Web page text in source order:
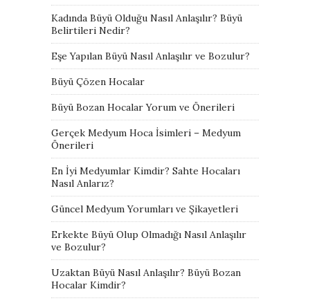
Kadında Büyü Olduğu Nasıl Anlaşılır? Büyü
Belirtileri Nedir?
Eşe Yapılan Büyü Nasıl Anlaşılır ve Bozulur?
Büyü Çözen Hocalar
Büyü Bozan Hocalar Yorum ve Önerileri
Gerçek Medyum Hoca İsimleri – Medyum
Önerileri
En İyi Medyumlar Kimdir? Sahte Hocaları
Nasıl Anlarız?
Güncel Medyum Yorumları ve Şikayetleri
Erkekte Büyü Olup Olmadığı Nasıl Anlaşılır
ve Bozulur?
Uzaktan Büyü Nasıl Anlaşılır? Büyü Bozan
Hocalar Kimdir?